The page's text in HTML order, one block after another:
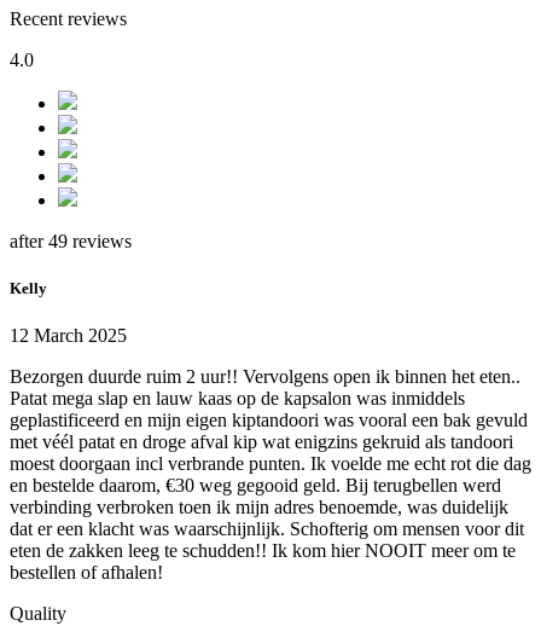
Recent reviews
4.0
after 49 reviews
Kelly
12 March 2025
Bezorgen duurde ruim 2 uur!! Vervolgens open ik binnen het eten..
Patat mega slap en lauw kaas op de kapsalon was inmiddels
geplastificeerd en mijn eigen kiptandoori was vooral een bak gevuld
met véél patat en droge afval kip wat enigzins gekruid als tandoori
moest doorgaan incl verbrande punten. Ik voelde me echt rot die dag
en bestelde daarom, €30 weg gegooid geld. Bij terugbellen werd
verbinding verbroken toen ik mijn adres benoemde, was duidelijk
dat er een klacht was waarschijnlijk. Schofterig om mensen voor dit
eten de zakken leeg te schudden!! Ik kom hier NOOIT meer om te
bestellen of afhalen!
Quality